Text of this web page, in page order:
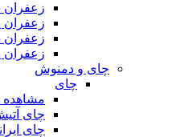
زعفران
زعفران
چای و دمنوش
چای
مشاهده
چای
چای